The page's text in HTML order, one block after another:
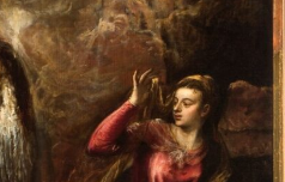
entregados a José y
del maestro. El
ejecutaron
y 1757, por el pintor